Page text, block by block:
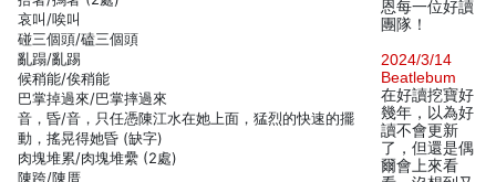
哀叫/唉叫
碰三個頭/磕三個頭
亂蹋/亂踢
候稍能/俟稍能
巴掌掉過來/巴掌摔過來
音，昏/音，只任憑陳江水在她上面，猛烈的快速的擺
動，搖晃得她昏 (缺字)
肉塊堆累/肉塊堆纍 (2處)
陳跨/陳厝
恩每一位好讀
團隊！
2024/3/14
Beatlebum
在好讀挖寶好
幾年，以為好
讀不會更新
了，但還是偶
爾會上來看